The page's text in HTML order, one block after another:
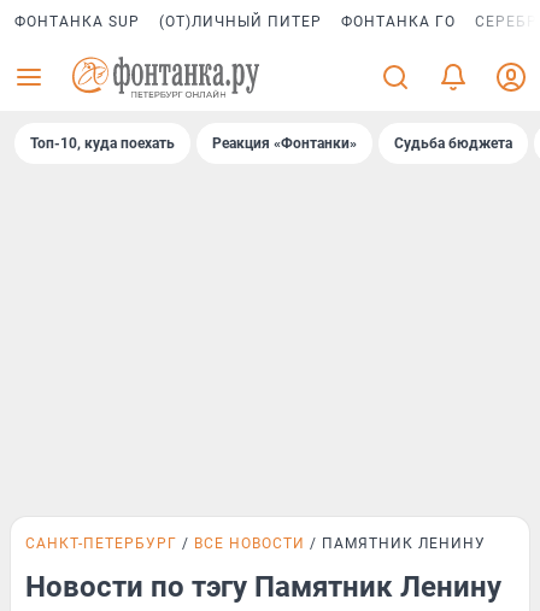
ФОНТАНКА SUP (ОТ)ЛИЧНЫЙ ПИТЕР ФОНТАНКА ГО
Топ-10, куда поехать Реакция «Фонтанки» Судьба бюджета
САНКТ-ПЕТЕРБУРГ ВСЕ НОВОСТИ ПАМЯТНИК ЛЕНИНУ
Новости по тэгу Памятник Ленину